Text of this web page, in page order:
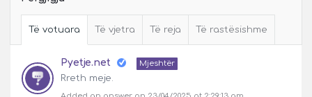
Të votuara Të vjetra Të reja Të rastësishme
Pyetje.net Mjeshtër
Rreth meje.